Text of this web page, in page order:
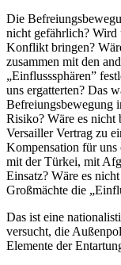
Die
nicht gefährlich? Wird
Konflikt bringen?
zusammen mit den
„Einflusssphären”
uns ergatterten? Das
Befreiungsbewegung
Risiko? Wäre es nicht
Versailler Vertrag zu
Kompensation für uns
mit der Türkei, mit
Einsatz? Wäre es
Großmächte die
Das ist eine
versucht, die
Elemente der